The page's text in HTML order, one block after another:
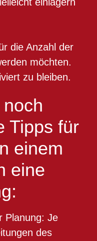
die Anzahl der
möchten.
zu bleiben.
Tipps für
einem
eine
Planung: Je
des